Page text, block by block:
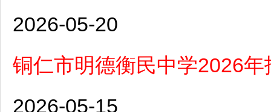
2026-05-20
铜仁市明德衡民中学2026
2026-05-15